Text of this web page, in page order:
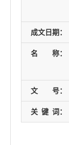
成文日期：
名 称：
文 号：
关 键 词：